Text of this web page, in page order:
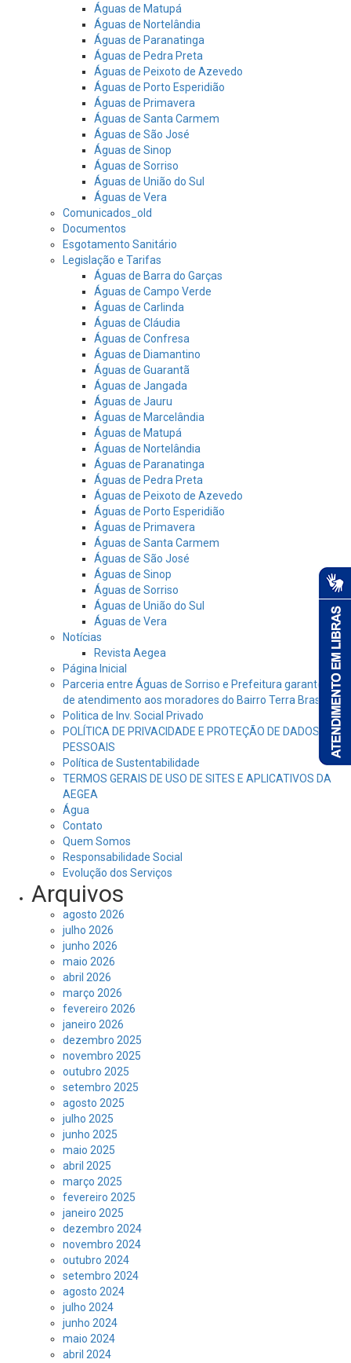
Águas de Matupá
Águas de Nortelândia
Águas de Paranatinga
Águas de Pedra Preta
Águas de Peixoto de Azevedo
Águas de Porto Esperidião
Águas de Primavera
Águas de Santa Carmem
Águas de São José
Águas de Sinop
Águas de Sorriso
Águas de União do Sul
Águas de Vera
Comunicados_old
Documentos
Esgotamento Sanitário
Legislação e Tarifas
Águas de Barra do Garças
Águas de Campo Verde
Águas de Carlinda
Águas de Cláudia
Águas de Confresa
Águas de Diamantino
Águas de Guarantã
Águas de Jangada
Águas de Jauru
Águas de Marcelândia
Águas de Matupá
Águas de Nortelândia
Águas de Paranatinga
Águas de Pedra Preta
Águas de Peixoto de Azevedo
Águas de Porto Esperidião
Águas de Primavera
Águas de Santa Carmem
Águas de São José
Águas de Sinop
Águas de Sorriso
Águas de União do Sul
Águas de Vera
Notícias
Revista Aegea
Página Inicial
Parceria entre Águas de Sorriso e Prefeitura garante dia
de atendimento aos moradores do Bairro Terra Brasil
Politica de Inv. Social Privado
POLÍTICA DE PRIVACIDADE E PROTEÇÃO DE DADOS
PESSOAIS
Política de Sustentabilidade
TERMOS GERAIS DE USO DE SITES E APLICATIVOS DA
AEGEA
Água
Contato
Quem Somos
Responsabilidade Social
Evolução dos Serviços
Arquivos
agosto 2026
julho 2026
junho 2026
maio 2026
abril 2026
março 2026
fevereiro 2026
janeiro 2026
dezembro 2025
novembro 2025
outubro 2025
setembro 2025
agosto 2025
julho 2025
junho 2025
maio 2025
abril 2025
março 2025
fevereiro 2025
janeiro 2025
dezembro 2024
novembro 2024
outubro 2024
setembro 2024
agosto 2024
julho 2024
junho 2024
maio 2024
abril 2024